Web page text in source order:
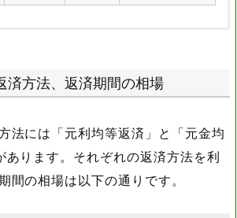
年収
金
（頭
ン借
入金
関･民間金
融機関･
など）
9.6 85.6 4.8
済方法、返済期間の相場
法には「元利均等返済」と「元金均
あります。それぞれの返済方法を利
間の相場は以下の通りです。